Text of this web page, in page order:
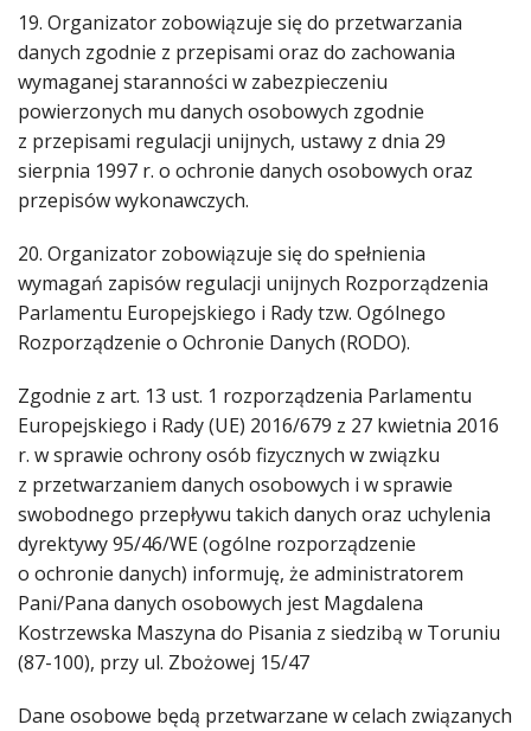
19. Organizator zobowiązuje się do przetwarzania
danych zgodnie z przepisami oraz do zachowania
wymaganej staranności w zabezpieczeniu
powierzonych mu danych osobowych zgodnie
z przepisami regulacji unijnych, ustawy z dnia 29
sierpnia 1997 r. o ochronie danych osobowych oraz
przepisów wykonawczych.
20. Organizator zobowiązuje się do spełnienia
wymagań zapisów regulacji unijnych Rozporządzenia
Parlamentu Europejskiego i Rady tzw. Ogólnego
Rozporządzenie o Ochronie Danych (RODO).
Zgodnie z art. 13 ust. 1 rozporządzenia Parlamentu
Europejskiego i Rady (UE) 2016/679 z 27 kwietnia 2016
r. w sprawie ochrony osób fizycznych w związku
z przetwarzaniem danych osobowych i w sprawie
swobodnego przepływu takich danych oraz uchylenia
dyrektywy 95/46/WE (ogólne rozporządzenie
o ochronie danych) informuję, że administratorem
Pani/Pana danych osobowych jest Magdalena
Kostrzewska Maszyna do Pisania z siedzibą w Toruniu
(87-100), przy ul. Zbożowej 15/47
Dane osobowe będą przetwarzane w celach związanych